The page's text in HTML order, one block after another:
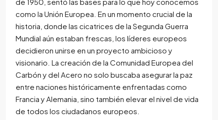
como la Unión Europea. En un momento crucial de la
historia, donde las cicatrices de la Segunda Guerra
Mundial aún estaban frescas, los líderes europeos
decidieron unirse en un proyecto ambicioso y
visionario. La creación de la Comunidad Europea del
Carbón y del Acero no solo buscaba asegurar la paz
entre naciones históricamente enfrentadas como
Francia y Alemania, sino también elevar el nivel de vida
de todos los ciudadanos europeos.